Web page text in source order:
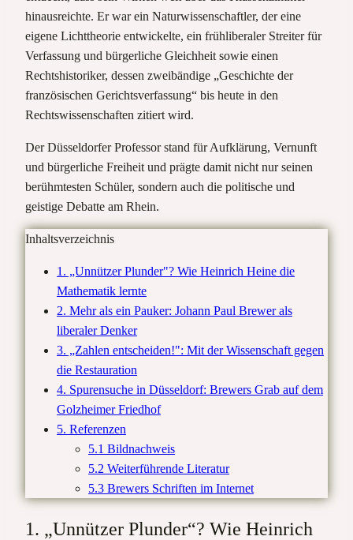
hinausreichte. Er war ein Naturwissenschaftler, der eine
eigene Lichttheorie entwickelte, ein frühliberaler Streiter für
Verfassung und bürgerliche Gleichheit sowie einen
Rechtshistoriker, dessen zweibändige „Geschichte der
französischen Gerichtsverfassung“ bis heute in den
Rechtswissenschaften zitiert wird.
Der Düsseldorfer Professor stand für Aufklärung, Vernunft
und bürgerliche Freiheit und prägte damit nicht nur seinen
berühmtesten Schüler, sondern auch die politische und
geistige Debatte am Rhein.
Inhaltsverzeichnis
1. „Unnützer Plunder"? Wie Heinrich Heine die
Mathematik lernte
2. Mehr als ein Pauker: Johann Paul Brewer als
liberaler Denker
3. „Zahlen entscheiden!": Mit der Wissenschaft gegen
die Restauration
4. Spurensuche in Düsseldorf: Brewers Grab auf dem
Golzheimer Friedhof
5. Referenzen
5.1 Bildnachweis
5.2 Weiterführende Literatur
5.3 Brewers Schriften im Internet
1. „Unnützer Plunder“? Wie Heinrich